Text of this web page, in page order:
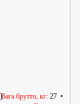
Вага брутто, кг 27